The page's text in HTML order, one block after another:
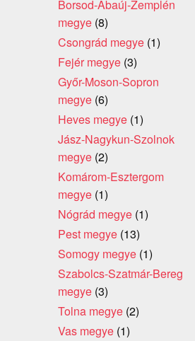
Borsod-Abaúj-Zemplén
megye (8)
Csongrád megye (1)
Fejér megye (3)
Győr-Moson-Sopron
megye (6)
Heves megye (1)
Jász-Nagykun-Szolnok
megye (2)
Komárom-Esztergom
megye (1)
Nógrád megye (1)
Pest megye (13)
Somogy megye (1)
Szabolcs-Szatmár-Bereg
megye (3)
Tolna megye (2)
Vas megye (1)